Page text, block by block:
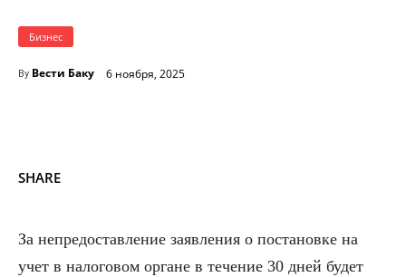
Бизнес
By Вести Баку 6 ноября, 2025
SHARE
За непредоставление заявления о постановке на
учет в налоговом органе в течение 30 дней будет